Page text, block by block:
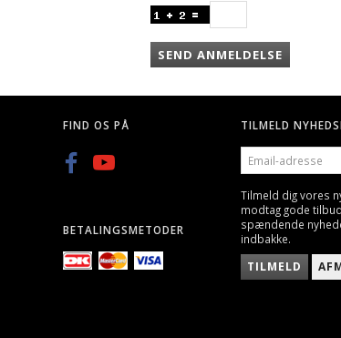
SEND ANMELDELSE
FIND OS PÅ
BETALINGSMETODER
TILMELD
EMAIL-
ADRESSE
Tilmeld dig vores
modtag gode
spændende
indbakke.
TILMELD